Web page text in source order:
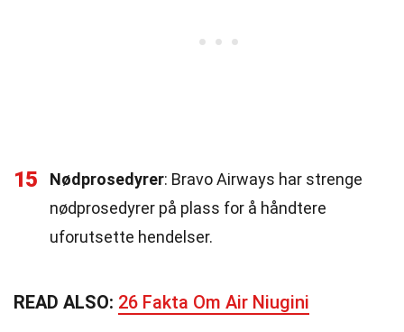
15 Nødprosedyrer: Bravo Airways har strenge
nødprosedyrer på plass for å håndtere
uforutsette hendelser.
READ ALSO: 26 Fakta Om Air Niugini